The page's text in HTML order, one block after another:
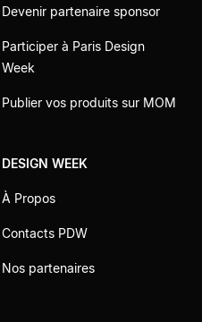
Devenir partenaire sponsor
Participer à Paris Design
Week
Publier vos produits sur MOM
DESIGN WEEK
À Propos
Contacts PDW
Nos partenaires